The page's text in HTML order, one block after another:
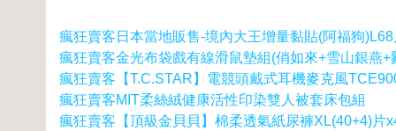
瘋狂賣客日本當地販售-境內大王增量黏貼(阿福狗
瘋狂賣客金光布袋戲有線滑鼠墊組(俏如來+雪山銀燕+
瘋狂賣客【T.C.STAR】電競頭戴式耳機麥克風
瘋狂賣客MIT柔絲絨健康活性印染雙人被套床包組
瘋狂賣客【頂級金貝貝】棉柔透氣紙尿褲XL(40+4)片